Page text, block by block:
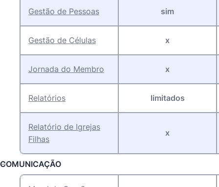
Gestão de Pessoas sim
Gestão de Células x
Jornada do Membro x
Relatórios limitados
Relatório de Igrejas
Filhas
x
COMUNICAÇÃO